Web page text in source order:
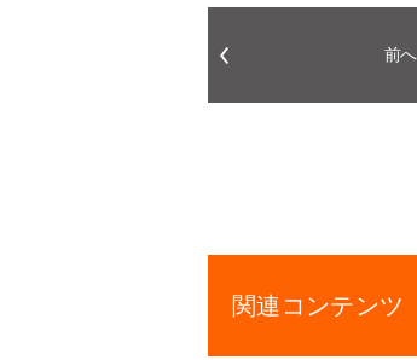
前へ
関連コンテンツ